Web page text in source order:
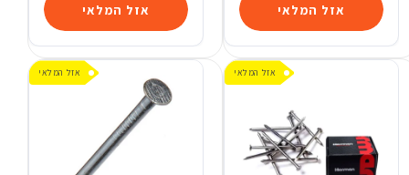
אזל המלאי אזל המלאי
אזל המלאי אזל המלאי